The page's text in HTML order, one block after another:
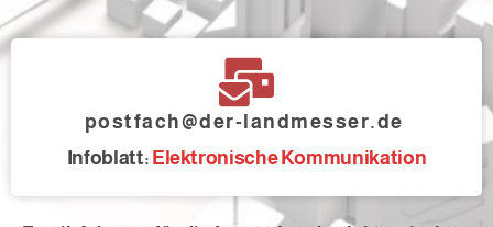
postfach@der-landmesser.de
Infoblatt: Elektronische Kommunikation